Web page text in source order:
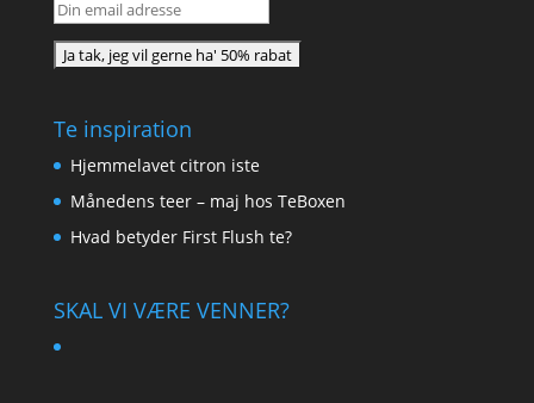
Te inspiration
Hjemmelavet citron iste
Månedens teer – maj hos TeBoxen
Hvad betyder First Flush te?
SKAL VI VÆRE VENNER?